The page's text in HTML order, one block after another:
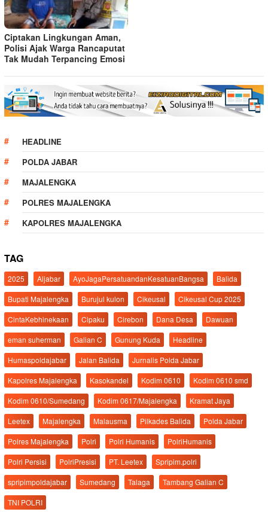
Ciptakan Lingkungan Aman,
Polisi Ajak Warga Rancaputat
Tak Mudah Terpancing Emosi
HEADLINE
POLDA JABAR
MAJALENGKA
POLRES MAJALENGKA
KAPOLRES MAJALENGKA
TAG
2025 Aljabar AyoJagaPersatuandanKesatuanBangsa
Balida
Bupati Majalengka
Burujul kulon Cikeusal
Cikeusal Cup 2025
CintaKebhinekaan
Cipaku Cirebon Dana Desa
Dawuan
eman suherman
Galian C Gunung Kuda
Headline
Humaspoldajabar
Jalan Balida
Jurnalis Polda Jabar
Kapolres Majalengka
Kasokandel Kodim 0610
Kodim 0610 smd
Kodim 0610/Sumedang
Kodim 0617/Majalengka
Kramat Jaya
Leetex
Majalengka Malausma Pilkades Balida
Polda Jabar
Polres Majalengka
Polri Polri Humanis
PolriHumanis
Polri Persisi
PolriPresisi PT. Leetex
Spripim.polri
spripimpoldajabar
Sumedang Talaga
Tambang Galian C
TNI POLRI